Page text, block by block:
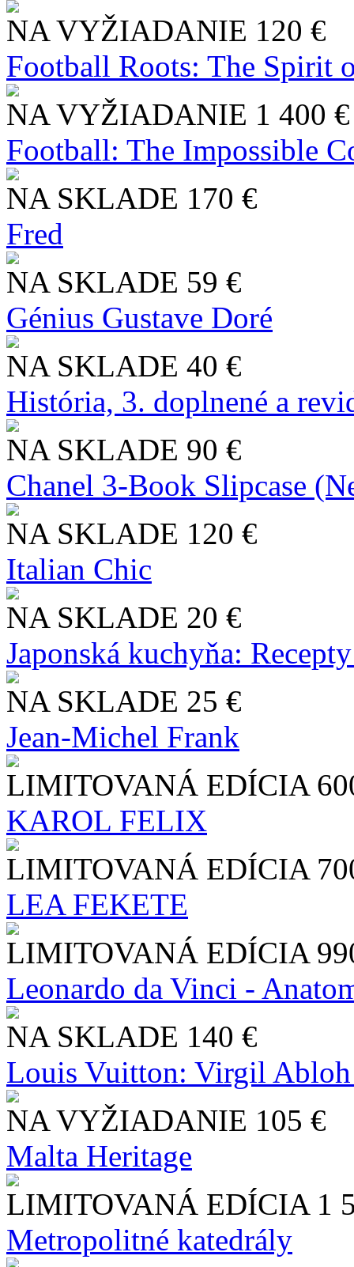
NA VYŽIADANIE 120 €
Football Roots: The Spirit
NA VYŽIADANIE 1 400 €
Football: The Impossible
NA SKLADE 170 €
Fred
NA SKLADE 59 €
Génius Gustave Doré
NA SKLADE 40 €
História, 3. doplnené a
NA SKLADE 90 €
Chanel 3-Book Slipcase
NA SKLADE 120 €
Italian Chic
NA SKLADE 20 €
Japonská kuchyňa:
NA SKLADE 25 €
Jean-Michel Frank
LIMITOVANÁ EDÍCIA
KAROL FELIX
LIMITOVANÁ EDÍCIA
LEA FEKETE
LIMITOVANÁ EDÍCIA
Leonardo da Vinci -
NA SKLADE 140 €
Louis Vuitton: Virgil
NA VYŽIADANIE 105 €
Malta Heritage
LIMITOVANÁ EDÍCIA 1
Metropolitné katedrály